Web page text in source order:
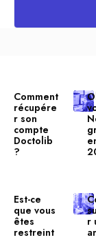
Comment
récupére
r son
compte
Doctolib
?
Est-ce
que vous
êtes
restreint
r